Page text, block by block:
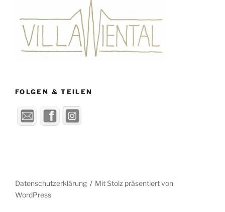
FOLGEN & TEILEN
Datenschutzerklärung
Mit Stolz präsentiert von
WordPress